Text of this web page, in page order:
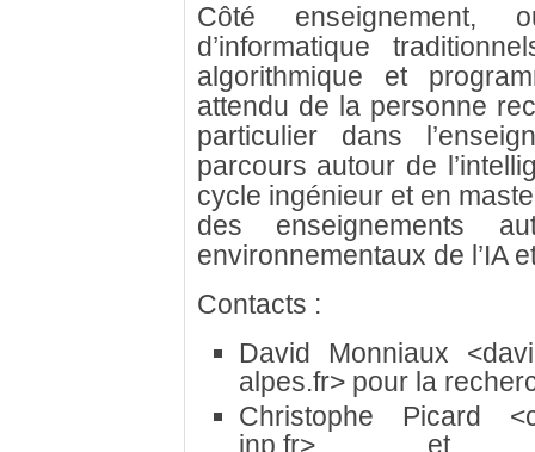
Côté enseignement,
d’informatique
algorithmique et
attendu de la personne
particulier dans
parcours autour de
cycle ingénieur et en
des enseignements
environnementaux de l’IA
Contacts :
David Monniaux
alpes.fr>pour la
Christophe Picard
inp.fr>et